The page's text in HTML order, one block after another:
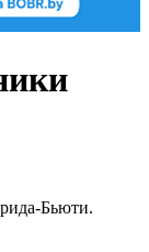
Бьюти.